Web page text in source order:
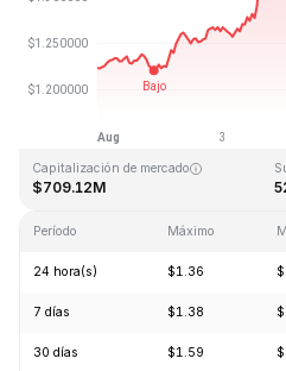
Última actualización: 2026-08-07, 20:53
Capitalización de mercado
$709.12M
Período Máximo
24 hora(s) $1.36
7 días $1.38
30 días $1.59